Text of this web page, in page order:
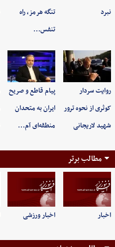
نبرد
تنگه هرمز، راه
تنفس…
روایت سردار
کوثری از نحوه ترور
شهید لاریجانی
پیام قاطع و صریح
ایران به متحدان
منطقه‌ای آم…
مطالب برتر
اخبار اخبار ورزشی